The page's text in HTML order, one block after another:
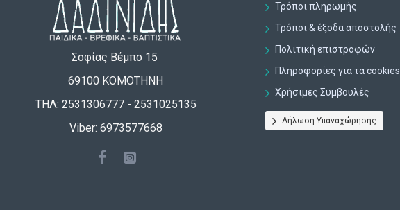
Σοφίας Βέμπο 15
69100 ΚΟΜΟΤΗΝΗ
ΤΗΛ: 2531306777 - 2531025135
Viber: 6973577668
Τρόποι πληρωμής
Τρόποι & έξοδα αποστολής
Πολιτική επιστροφών
Πληροφορίες για τα cookies
Χρήσιμες Συμβουλές
Δήλωση Υπαναχώρησης